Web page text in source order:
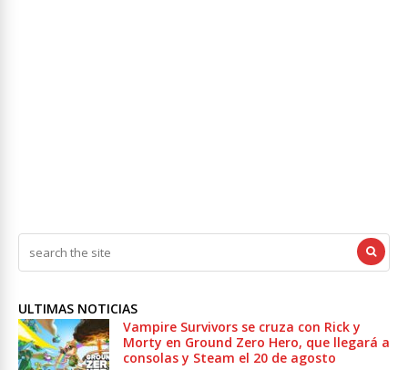
ULTIMAS NOTICIAS
Vampire Survivors se cruza con Rick y
Morty en Ground Zero Hero, que llegará a
consolas y Steam el 20 de agosto